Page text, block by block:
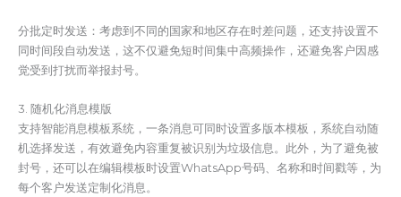
分批定时发送：考虑到不同的国家和地区存在时差问题，还支持设置不
同时间段自动发送，这不仅避免短时间集中高频操作，还避免客户因感
觉受到打扰而举报封号。
3. 随机化消息模版
支持智能消息模板系统，一条消息可同时设置多版本模板，系统自动随
机选择发送，有效避免内容重复被识别为垃圾信息。此外，为了避免被
封号，还可以在编辑模板时设置WhatsApp号码、名称和时间戳等，为
每个客户发送定制化消息。